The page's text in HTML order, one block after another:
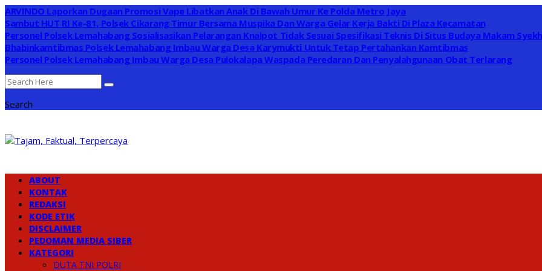
ARVINDO Laporkan Dugaan Promosi Vape Libatkan Anak Di Bawah Umur Ke Polda Metro Jaya
Sambut HUT RI Ke-81, Polsek Cikarang Timur Bersama Muspika Dan Warga Gelar Kerja Bakti Di Plaza Kecamatan
Personel Polsek Lemahabang Sosialisasikan Pelarangan Knalpot Tidak Sesuai Spesifikasi Teknis Di Situs Budaya Makam
Bhabinkamtibmas Polsek Lemahabang Imbau Warga Desa Karymukti Untuk Tetap Pertahankan Kamtibmas
Personel Polsek Lemahabang Imbau Warga Desa Pulokalapa Waspada Peredaran Dan Penyalahgunaan Obat Terlarang
Search
ABOUT
KONTAK
REDAKSI
KODE ETIK
DISCLAIMER
PEDOMAN MEDIA SIBER
KATEGORI
DUTA TNI POLRI